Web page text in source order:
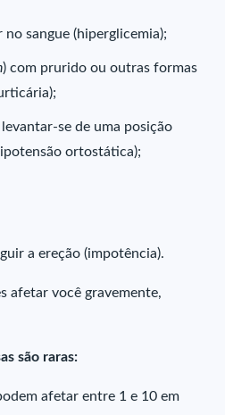
sangue (hiperglicemia);
) com prurido ou outras formas
se de uma posição
ortostática);
a ereção (impotência).
afetar você gravemente,
são raras:
afetar entre 1 e 10 em